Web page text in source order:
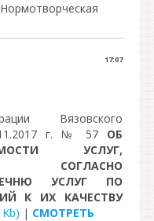
17:07
Вязовского
г. № 57 ОБ
УСЛУГ,
СОГЛАСНО
УСЛУГ ПО
К ИХ КАЧЕСТВУ
| СМОТРЕТЬ